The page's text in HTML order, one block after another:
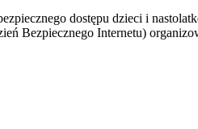
dostępu dzieci i
Bezpiecznego Internetu)